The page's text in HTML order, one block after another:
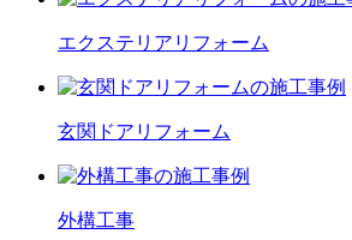
エクステリア リフォーム
玄関ドア リフォーム
外構工事